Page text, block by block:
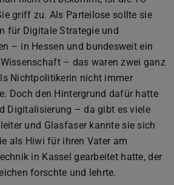
griff zu. Als Parteilose sollte sie
für Digitale Strategie und
– in Hessen und bundesweit ein
– das waren zwei ganz
Nichtpolitikerin nicht immer
Doch den Hintergrund dafür hatte
Digitalisierung – da gibt es viele
und Glasfaser kannte sie sich
als Hiwi für ihren Vater am
in Kassel gearbeitet hatte, der
forschte und lehrte.